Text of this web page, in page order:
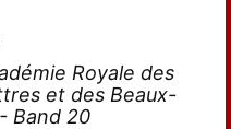
Royale des
et des Beaux-
Band 20